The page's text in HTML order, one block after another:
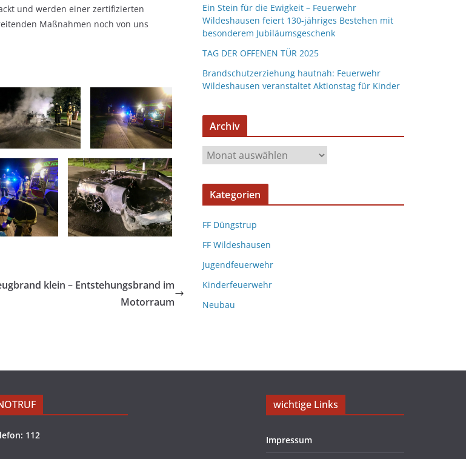
und werden einer zertifizierten
Maßnahmen noch von uns
klein – Entstehungsbrand im
Motorraum
Ein Stein für die Ewigkeit – Feuerwehr
Wildeshausen feiert 130-jähriges Bestehen mit
besonderem Jubiläumsgeschenk
TAG DER OFFENEN TÜR 2025
Brandschutzerziehung hautnah: Feuerwehr
Wildeshausen veranstaltet Aktionstag für Kinder
Archiv
Kategorien
FF Düngstrup
FF Wildeshausen
Jugendfeuerwehr
Kinderfeuerwehr
Neubau
112
wichtige Links
Impressum